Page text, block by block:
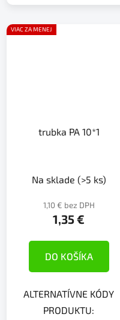
VIAC ZA MENEJ
trubka PA 10*1
Na sklade (>5 ks)
1,10 € bez DPH
1,35 €
DO KOŠÍKA
ALTERNATÍVNE KÓDY
PRODUKTU: